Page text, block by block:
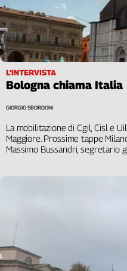
L'INTERVISTA
Bologna chiama Italia
La mobilitazione di Cgil, Cisl e
Maggiore. Prossime tappe
Massimo Bussandri, segretario
GIORGIO SBORDONI